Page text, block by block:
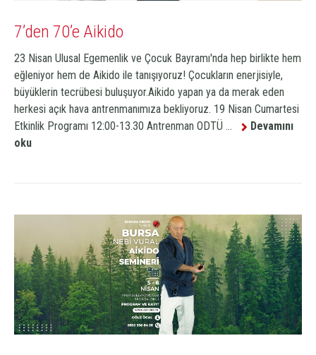
7’den 70’e Aikido
23 Nisan Ulusal Egemenlik ve Çocuk Bayramı'nda hep birlikte hem
eğleniyor hem de Aikido ile tanışıyoruz! Çocukların enerjisiyle,
büyüklerin tecrübesi buluşuyor.Aikido yapan ya da merak eden
herkesi açık hava antrenmanımıza bekliyoruz. 19 Nisan Cumartesi
Etkinlik Programı 12:00-13.30 Antrenman ODTÜ ...
Devamını
oku